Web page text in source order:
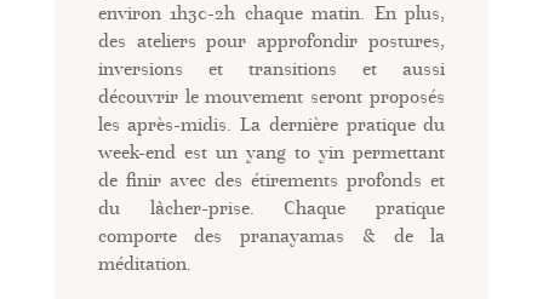
environ 1h30-2h chaque matin. En plus,
des ateliers pour approfondir postures,
inversions et transitions et aussi
découvrir le mouvement seront proposés
les après-midis. La dernière pratique du
week-end est un yang to yin permettant
de finir avec des étirements profonds et
du lâcher-prise. Chaque pratique
comporte des pranayamas & de la
méditation.